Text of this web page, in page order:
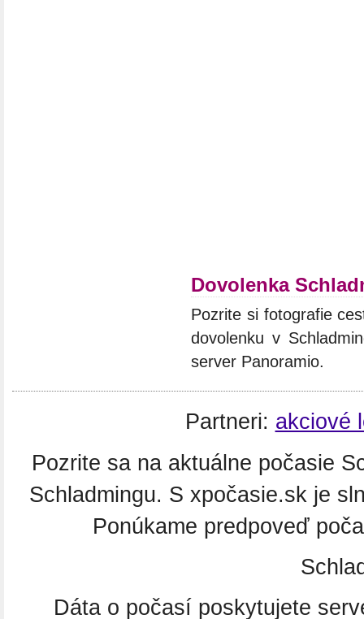
Dovolenka
Pozrite si fotografie
dovolenku v
server Panoramio.
Partneri: akciové
Pozrite sa na aktuálne počasie
Schladmingu. S xpočasie.sk je
Ponúkame predpoveď
Dáta o počasí poskytujete